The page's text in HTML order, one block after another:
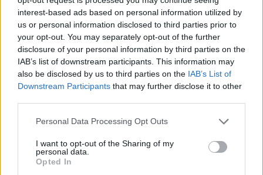
interest-based ads based on personal information utilized by
us or personal information disclosed to third parties prior to
your opt-out. You may separately opt-out of the further
disclosure of your personal information by third parties on the
IAB’s list of downstream participants. This information may
also be disclosed by us to third parties on the IAB’s List of
Downstream Participants that may further disclose it to other
Personal Data Processing Opt Outs
I want to opt-out of the Sharing of my
personal data.
Opted In
Még 2022 októberében Ian Bremmer politológus, az
Eurasia Group tanácsadó cég alapítója azt állította, hogy
Elon Musk elmondta neki, hogy telefonbeszélgetést
folytatott Vlagyimir Putyin orosz elnökkel, mielőtt a
Twitteren (újabb nevén X) közzétette az Ukrajnára
vonatkozó "béketerveit". Az amerikai milliárdos akkor
KEDVES OLVASÓNK!
A keresett cikk a portfolio.hu hírarchívumához